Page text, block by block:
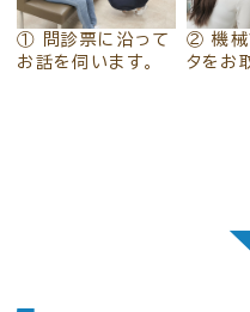
① 問診票に沿って
お話を伺います。
② 機械
タをお